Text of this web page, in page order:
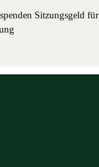
Sitzungsgeld für